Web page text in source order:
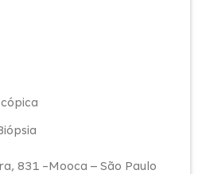
831 -Mooca – São Paulo